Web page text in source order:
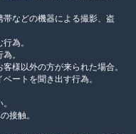
などの機器による撮影、盗
為。
。
様以外の方が来られた場合。
ートを聞き出す行為。
接触。